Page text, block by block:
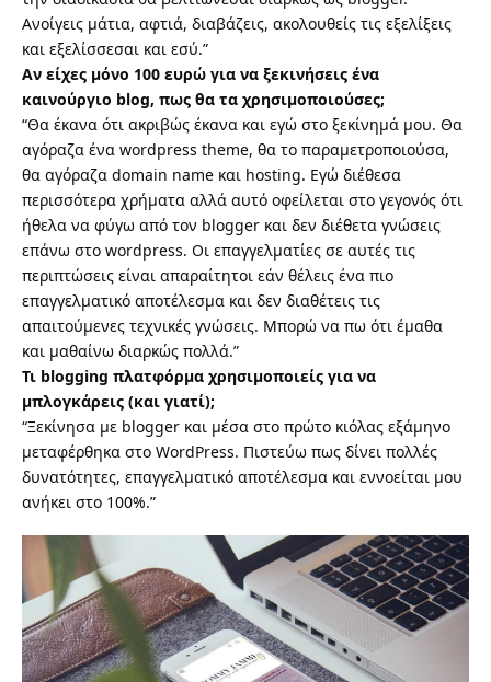
Ανοίγεις μάτια, αφτιά, διαβάζεις, ακολουθείς τις εξελίξεις
και εξελίσσεσαι και εσύ.”
Αν είχες μόνο 100 ευρώ για να ξεκινήσεις ένα
καινούργιο blog, πως θα τα χρησιμοποιούσες;
“Θα έκανα ότι ακριβώς έκανα και εγώ στο ξεκίνημά μου. Θα
αγόραζα ένα wordpress theme, θα το παραμετροποιούσα,
θα αγόραζα domain name και hosting. Εγώ διέθεσα
περισσότερα χρήματα αλλά αυτό οφείλεται στο γεγονός ότι
ήθελα να φύγω από τον blogger και δεν διέθετα γνώσεις
επάνω στο wordpress. Οι επαγγελματίες σε αυτές τις
περιπτώσεις είναι απαραίτητοι εάν θέλεις ένα πιο
επαγγελματικό αποτέλεσμα και δεν διαθέτεις τις
απαιτούμενες τεχνικές γνώσεις. Μπορώ να πω ότι έμαθα
και μαθαίνω διαρκώς πολλά.”
Τι blogging πλατφόρμα χρησιμοποιείς για να
μπλογκάρεις (και γιατί);
“Ξεκίνησα με blogger και μέσα στο πρώτο κιόλας εξάμηνο
μεταφέρθηκα στο WordPress. Πιστεύω πως δίνει πολλές
δυνατότητες, επαγγελματικό αποτέλεσμα και εννοείται μου
ανήκει στο 100%.”